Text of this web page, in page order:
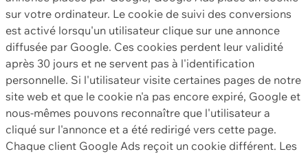
sur votre ordinateur. Le cookie de suivi des conversions
est activé lorsqu'un utilisateur clique sur une annonce
diffusée par Google. Ces cookies perdent leur validité
après 30 jours et ne servent pas à l'identification
personnelle. Si l'utilisateur visite certaines pages de notre
site web et que le cookie n'a pas encore expiré, Google et
nous-mêmes pouvons reconnaître que l'utilisateur a
cliqué sur l'annonce et a été redirigé vers cette page.
Chaque client Google Ads reçoit un cookie différent. Les